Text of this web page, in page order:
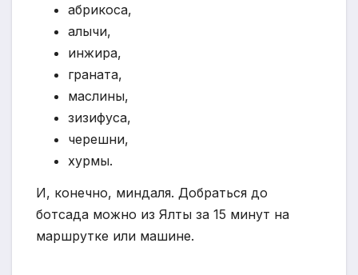
абрикоса,
алычи,
инжира,
граната,
маслины,
зизифуса,
черешни,
хурмы.
И, конечно, миндаля. Добраться до
ботсада можно из Ялты за 15 минут на
маршрутке или машине.